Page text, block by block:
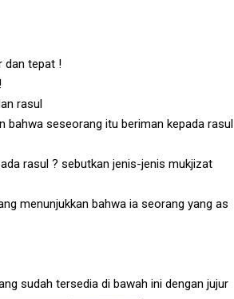
dan tepat !
rasul
bahwa seseorang itu beriman kepada rasul
rasul ? sebutkan jenis-jenis mukjizat
menunjukkan bahwa ia seorang yang as
sudah tersedia di bawah ini dengan jujur